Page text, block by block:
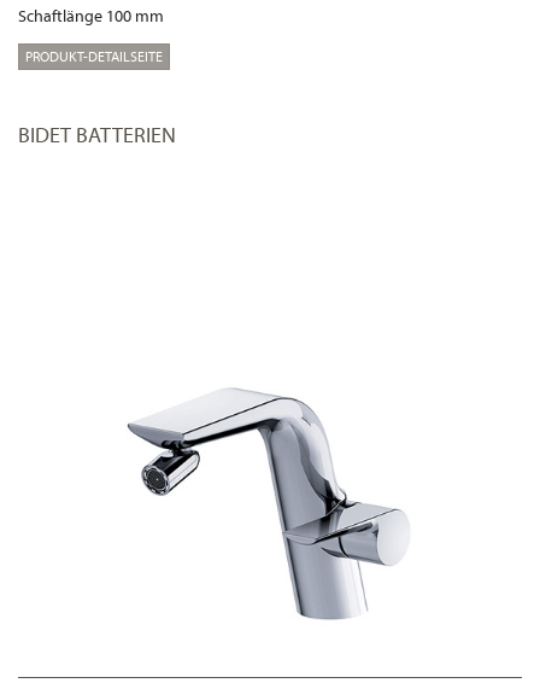
Schaftlänge 100 mm
PRODUKT-DETAILSEITE
BIDET BATTERIEN